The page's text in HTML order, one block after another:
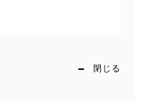
閉じる